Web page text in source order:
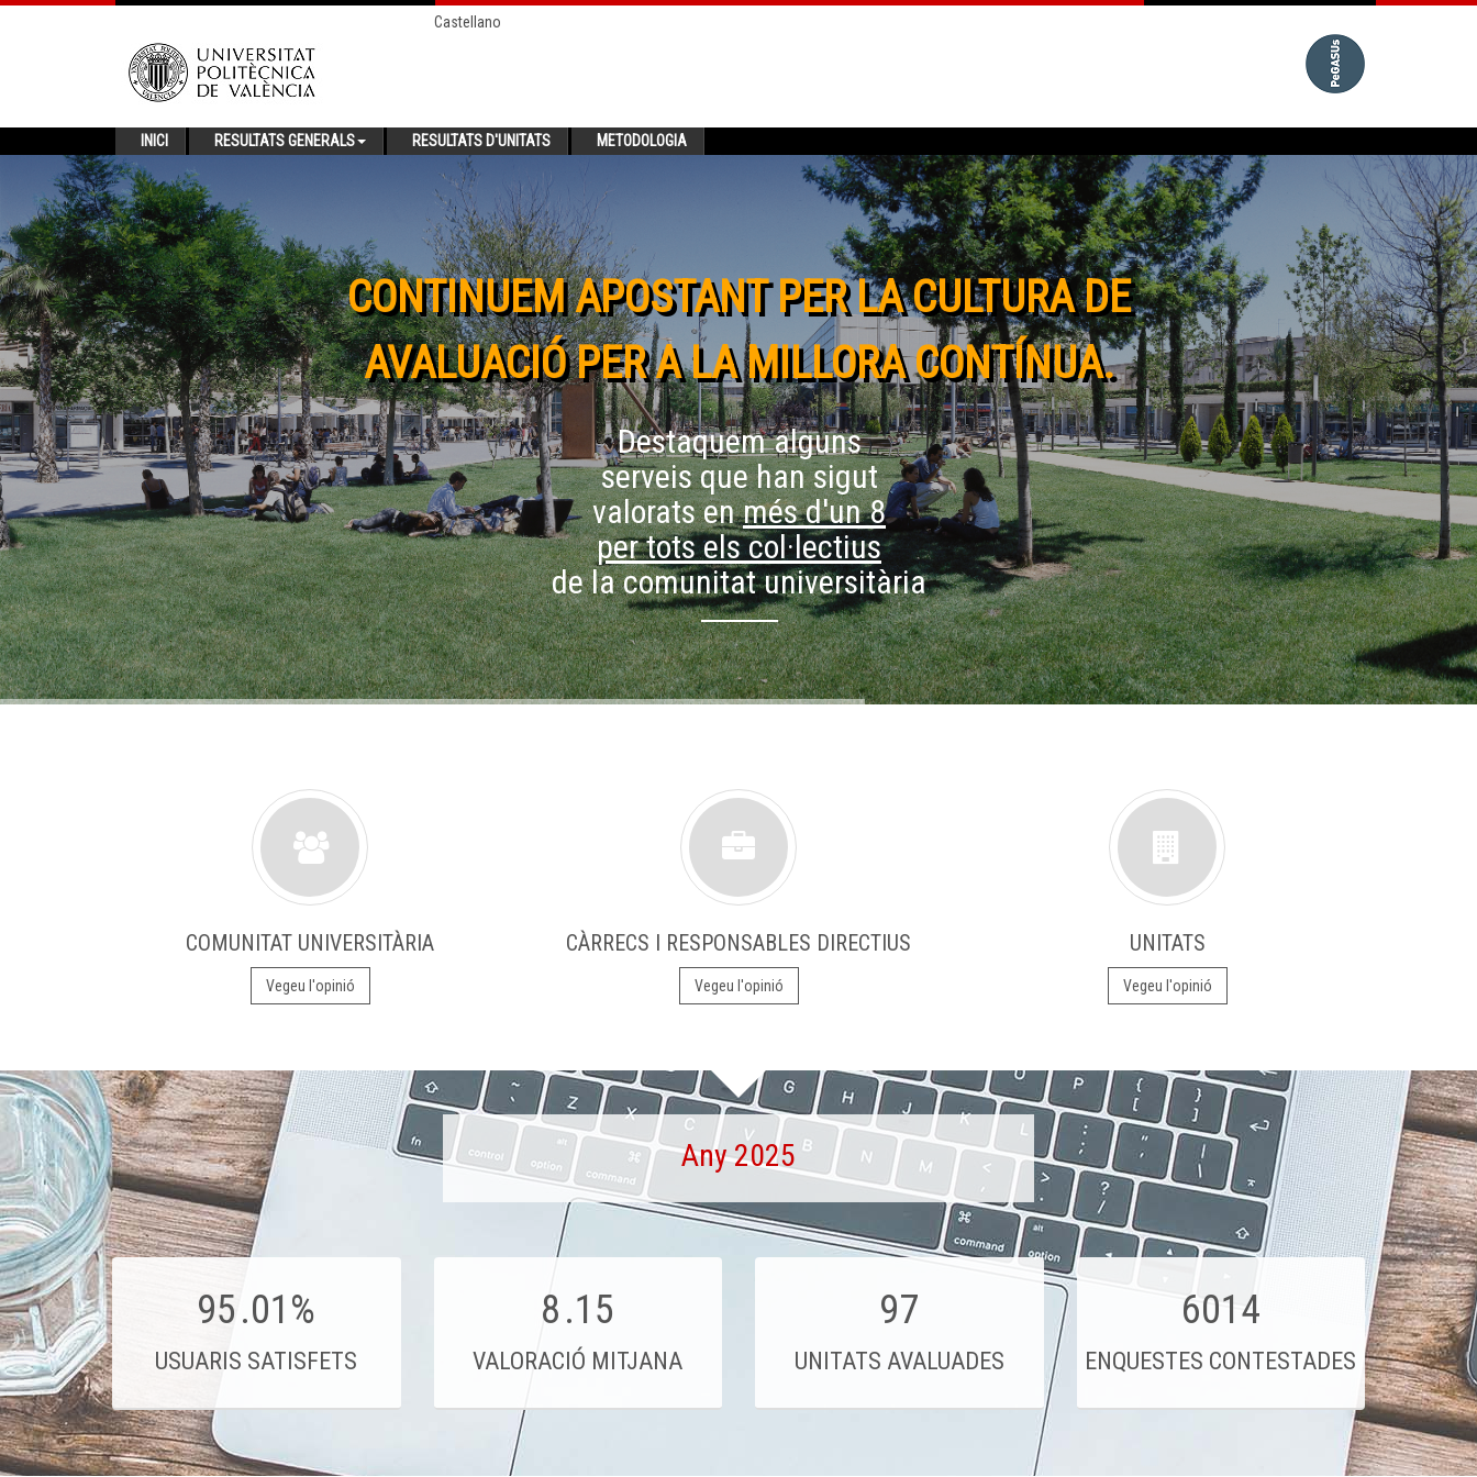
Castellano
INICI RESULTATS GENERALS RESULTATS D'UNITATS METODOLOGIA
CONTINUEM APOSTANT PER LA CULTURA DE
AVALUACIÓ PER A LA MILLORA CONTÍNUA.
Destaquem alguns
serveis que han sigut
valorats enmés d'un 8
per tots els col·lectius
de la comunitat universitària
COMUNITAT UNIVERSITÀRIA
Vegeu l'opinió
CÀRRECS I RESPONSABLES DIRECTIUS
Vegeu l'opinió
UNITATS
Vegeu l'opinió
Any 2025
95.01%
USUARIS SATISFETS
8.15
VALORACIÓ MITJANA
97
UNITATS AVALUADES
6014
ENQUESTES CONTESTADES